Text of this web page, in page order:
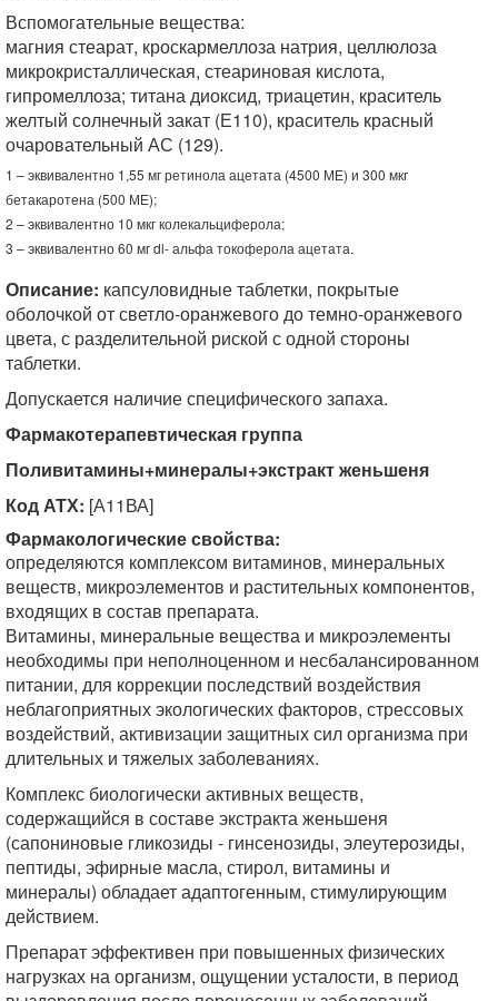
Вспомогательные вещества:
магния стеарат, кроскармеллоза натрия, целлюлоза
микрокристаллическая, стеариновая кислота,
гипромеллоза; титана диоксид, триацетин, краситель
желтый солнечный закат (Е110), краситель красный
очаровательный АС (129).
1 – эквивалентно 1,55 мг ретинола ацетата (4500 МЕ) и 300 мкг
бетакаротена (500 МЕ);
2 – эквивалентно 10 мкг колекальциферола;
3 – эквивалентно 60 мг dl- альфа токоферола ацетата.
Описание: капсуловидные таблетки, покрытые
оболочкой от светло-оранжевого до темно-оранжевого
цвета, с разделительной риской с одной стороны
таблетки.
Допускается наличие специфического запаха.
Фармакотерапевтическая группа
Поливитамины+минералы+экстракт женьшеня
Код АТХ: [А11ВА]
Фармакологические свойства:
определяются комплексом витаминов, минеральных
веществ, микроэлементов и растительных компонентов,
входящих в состав препарата.
Витамины, минеральные вещества и микроэлементы
необходимы при неполноценном и несбалансированном
питании, для коррекции последствий воздействия
неблагоприятных экологических факторов, стрессовых
воздействий, активизации защитных сил организма при
длительных и тяжелых заболеваниях.
Комплекс биологически активных веществ,
содержащийся в составе экстракта женьшеня
(сапониновые гликозиды - гинсенозиды, элеутерозиды,
пептиды, эфирные масла, стирол, витамины и
минералы) обладает адаптогенным, стимулирующим
действием.
Препарат эффективен при повышенных физических
нагрузках на организм, ощущении усталости, в период